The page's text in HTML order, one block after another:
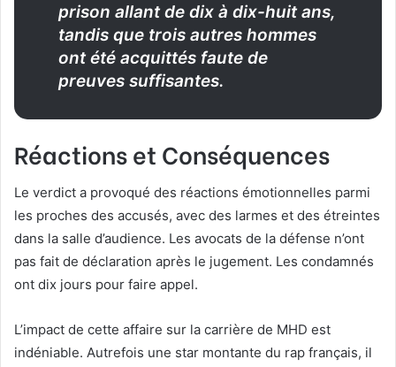
prison allant de dix à dix-huit ans,
tandis que trois autres hommes
ont été acquittés faute de
preuves suffisantes.
Réactions et Conséquences
Le verdict a provoqué des réactions émotionnelles parmi
les proches des accusés, avec des larmes et des étreintes
dans la salle d’audience. Les avocats de la défense n’ont
pas fait de déclaration après le jugement. Les condamnés
ont dix jours pour faire appel.
L’impact de cette affaire sur la carrière de MHD est
indéniable. Autrefois une star montante du rap français, il